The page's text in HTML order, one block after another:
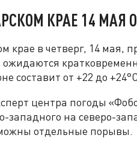
КРАЕ 14 МАЯ
крае в четверг, 14 мая,
составит от +22 до
центра погоды
западного на северо-
отдельные порывы.